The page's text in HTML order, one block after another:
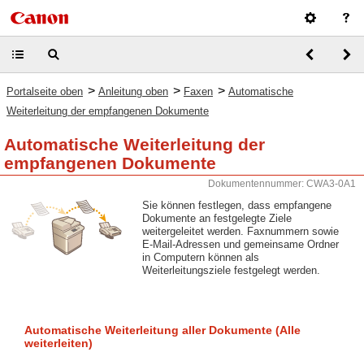
Portalseite oben > Anleitung oben > Faxen > Automatische
Weiterleitung der empfangenen Dokumente
Automatische Weiterleitung der
empfangenen Dokumente
Dokumentennummer: CWA3-0A1
Sie können festlegen, dass empfangene
Dokumente an festgelegte Ziele
weitergeleitet werden. Faxnummern sowie
E-Mail-Adressen und gemeinsame Ordner
in Computern können als
Weiterleitungsziele festgelegt werden.
Automatische Weiterleitung aller Dokumente (Alle
weiterleiten)